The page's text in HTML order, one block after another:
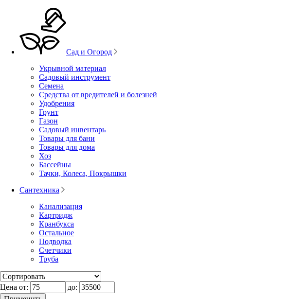
Сад и Огород
Укрывной материал
Садовый инструмент
Семена
Средства от вредителей и болезней
Удобрения
Грунт
Газон
Садовый инвентарь
Товары для бани
Товары для дома
Хоз
Бассейны
Тачки, Колеса, Покрышки
Сантехника
Канализация
Картридж
Кранбукса
Остальное
Подводка
Счетчики
Труба
Цена от: до: